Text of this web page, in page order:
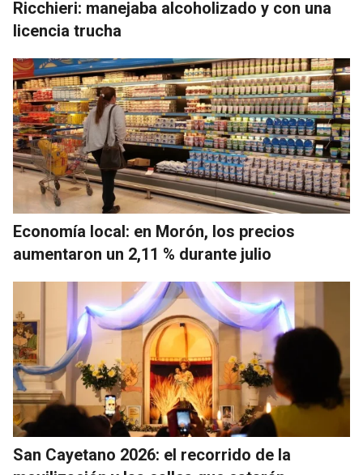
Ricchieri: manejaba alcoholizado y con una
licencia trucha
Economía local: en Morón, los precios
aumentaron un 2,11 % durante julio
San Cayetano 2026: el recorrido de la